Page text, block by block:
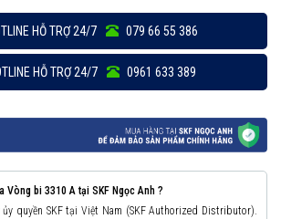
HỖ TRỢ 24/7 079 66 55 386
HỖ TRỢ 24/7 0961 633 389
Vòng bi 3310 A tại SKF Ngọc Anh ?
quyền SKF tại Việt Nam (SKF Authorized Distributor).